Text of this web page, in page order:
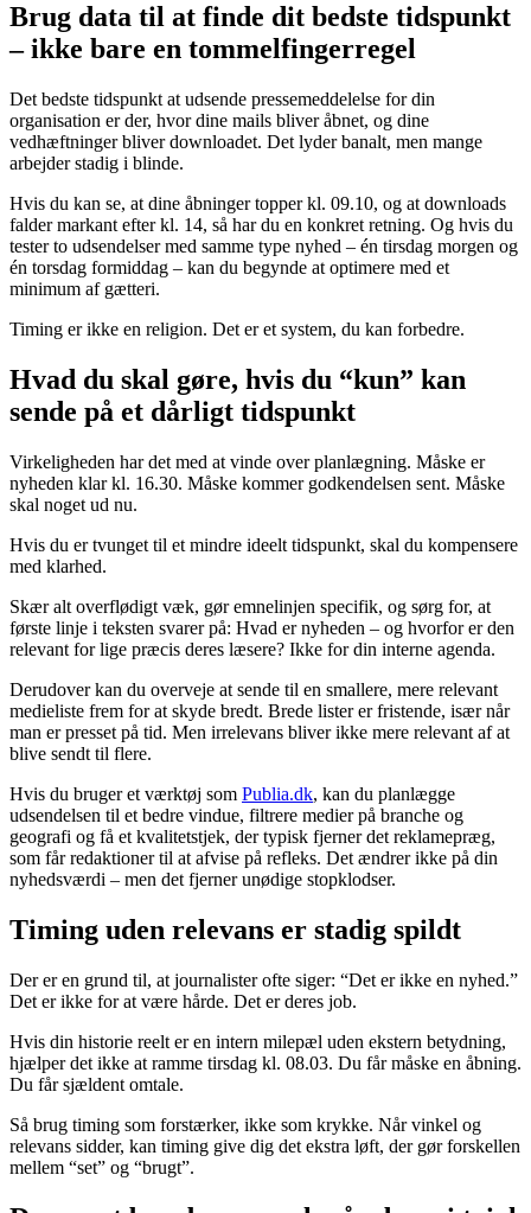
Brug data til at finde dit bedste tidspunkt
– ikke bare en tommelfingerregel
Det bedste tidspunkt at udsende pressemeddelelse for din
organisation er der, hvor dine mails bliver åbnet, og dine
vedhæftninger bliver downloadet. Det lyder banalt, men mange
arbejder stadig i blinde.
Hvis du kan se, at dine åbninger topper kl. 09.10, og at downloads
falder markant efter kl. 14, så har du en konkret retning. Og hvis du
tester to udsendelser med samme type nyhed – én tirsdag morgen og
én torsdag formiddag – kan du begynde at optimere med et
minimum af gætteri.
Timing er ikke en religion. Det er et system, du kan forbedre.
Hvad du skal gøre, hvis du “kun” kan
sende på et dårligt tidspunkt
Virkeligheden har det med at vinde over planlægning. Måske er
nyheden klar kl. 16.30. Måske kommer godkendelsen sent. Måske
skal noget ud nu.
Hvis du er tvunget til et mindre ideelt tidspunkt, skal du kompensere
med klarhed.
Skær alt overflødigt væk, gør emnelinjen specifik, og sørg for, at
første linje i teksten svarer på: Hvad er nyheden – og hvorfor er den
relevant for lige præcis deres læsere? Ikke for din interne agenda.
Derudover kan du overveje at sende til en smallere, mere relevant
medieliste frem for at skyde bredt. Brede lister er fristende, især når
man er presset på tid. Men irrelevans bliver ikke mere relevant af at
blive sendt til flere.
Hvis du bruger et værktøj som Publia.dk, kan du planlægge
udsendelsen til et bedre vindue, filtrere medier på branche og
geografi og få et kvalitetstjek, der typisk fjerner det reklamepræg,
som får redaktioner til at afvise på refleks. Det ændrer ikke på din
nyhedsværdi – men det fjerner unødige stopklodser.
Timing uden relevans er stadig spildt
Der er en grund til, at journalister ofte siger: “Det er ikke en nyhed.”
Det er ikke for at være hårde. Det er deres job.
Hvis din historie reelt er en intern milepæl uden ekstern betydning,
hjælper det ikke at ramme tirsdag kl. 08.03. Du får måske en åbning.
Du får sjældent omtale.
Så brug timing som forstærker, ikke som krykke. Når vinkel og
relevans sidder, kan timing give dig det ekstra løft, der gør forskellen
mellem “set” og “brugt”.